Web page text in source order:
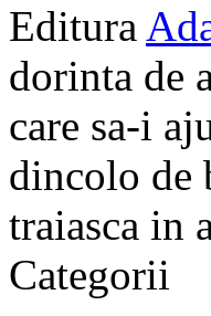
Editura
dorinta de
care sa-i
dincolo de
traiasca in
Categorii